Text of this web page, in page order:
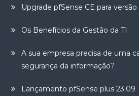
Upgrade pfSense CE para versão
Os Benefícios da Gestão da TI
A sua empresa precisa de uma
segurança da informação?
Lançamento pfSense plus 23.09